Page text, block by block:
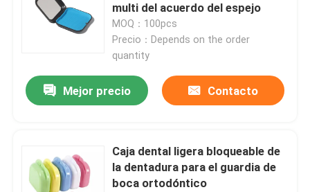
multi del acuerdo del espejo
MOQ：100pcs
Precio：Depends on the order
quantity
Mejor precio Contacto
Caja dental ligera bloqueable de
la dentadura para el guardia de
boca ortodóntico